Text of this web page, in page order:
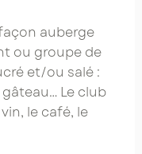
auberge
ou groupe de
et/ou salé :
Le club
le café, le